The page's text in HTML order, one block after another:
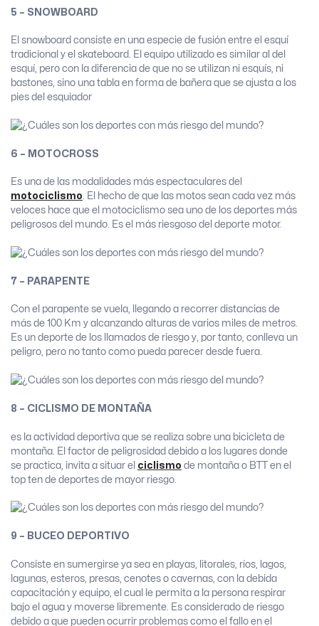
5 – SNOWBOARD
El snowboard consiste en una especie de fusión entre el esquí
tradicional y el skateboard. El equipo utilizado es similar al del
esquí, pero con la diferencia de que no se utilizan ni esquís, ni
bastones, sino una tabla en forma de bañera que se ajusta a los
pies del esquiador
6 – MOTOCROSS
Es una de las modalidades más espectaculares del
motociclismo . El hecho de que las motos sean cada vez más
veloces hace que el motociclismo sea uno de los deportes más
peligrosos del mundo. Es el más riesgoso del deporte motor.
7 – PARAPENTE
Con el parapente se vuela, llegando a recorrer distancias de
más de 100 Km y alcanzando alturas de varios miles de metros.
Es un deporte de los llamados de riesgo y, por tanto, conlleva un
peligro, pero no tanto como pueda parecer desde fuera.
8 – CICLISMO DE MONTAÑA
es la actividad deportiva que se realiza sobre una bicicleta de
montaña. El factor de peligrosidad debido a los lugares donde
se practica, invita a situar el ciclismo de montaña o BTT en el
top ten de deportes de mayor riesgo.
9 – BUCEO DEPORTIVO
Consiste en sumergirse ya sea en playas, litorales, ríos, lagos,
lagunas, esteros, presas, cenotes o cavernas, con la debida
capacitación y equipo, el cual le permita a la persona respirar
bajo el agua y moverse libremente. Es considerado de riesgo
debido a que pueden ocurrir problemas como el fallo en el